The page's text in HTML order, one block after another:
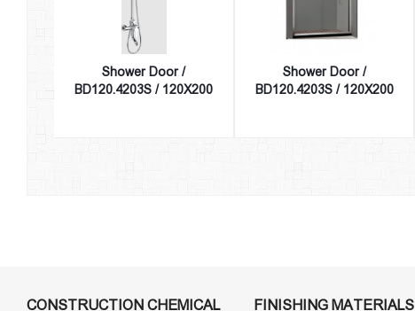
Shower Door /
BD120.4203S / 120X200
Shower Door /
BD120.4203S / 120X200
CONSTRUCTION CHEMICAL FINISHING MATERIALS